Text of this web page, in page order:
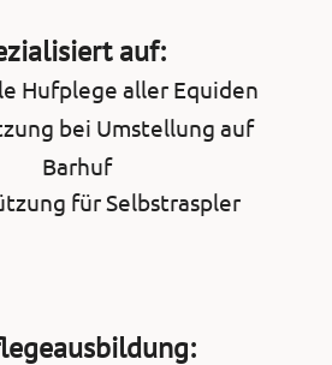
auf:
Hufplege aller Equiden
bei Umstellung auf
Barhuf
für Selbstraspler